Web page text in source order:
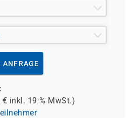
€ inkl. 19 % MwSt.)